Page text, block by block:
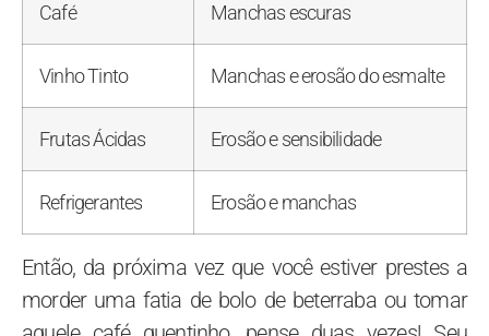
Café Manchas escuras
Vinho Tinto Manchas e erosão do esmalte
Frutas Ácidas Erosão e sensibilidade
Refrigerantes Erosão e manchas
Então, da próxima vez que você estiver prestes a
morder uma fatia de bolo de beterraba ou tomar